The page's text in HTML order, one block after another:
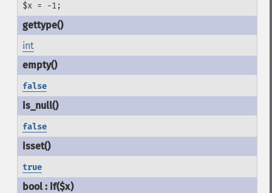
$x = -1;
int
false
false
true